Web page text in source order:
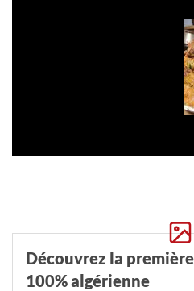
Découvrez la
100% algérienne